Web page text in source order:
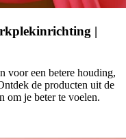
|
voor een betere houding,
de producten uit de
om je beter te voelen.